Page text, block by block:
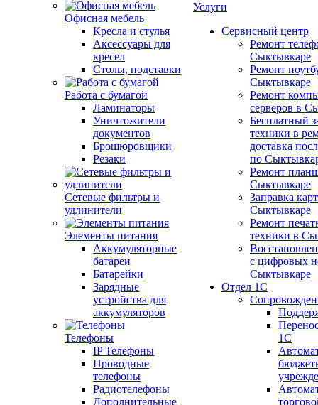
Офисная мебель
Кресла и стулья
Аксессуары для
кресел
Столы, подставки
Работа с бумагой
Ламинаторы
Уничтожители
документов
Брошюровщики
Резаки
Сетевые фильтры и
удлинители
Элементы питания
Аккумуляторные
батареи
Батарейки
Зарядные
устройства для
аккумуляторов
Телефоны
IP Телефоны
Проводные
телефоны
Радиотелефоны
Дополнительные
Услуги
Сервисный центр
Ремонт
Сыктывкаре
Ремонт
Сыктывкаре
Ремонт
серверов в
Бесплатный
техники в
доставка
по
Ремонт
Сыктывкаре
Заправка
Сыктывкаре
Ремонт
техники в
с цифровых
Сыктывкаре
Отдел 1С
1С